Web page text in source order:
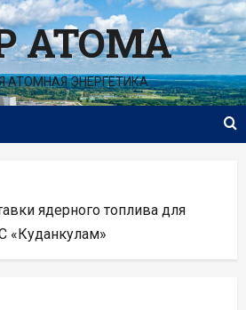
АТОМА
АТОМНАЯ ЭНЕРГЕТИКА
ядерного топлива для
«Куданкулам»